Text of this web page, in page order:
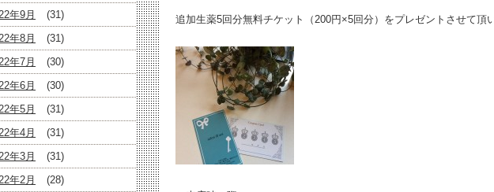
追加生薬5回分無料チケット（200円×5回分）をプレゼントさせて頂
年9月
(31)
年8月
(31)
年7月
(30)
年6月
(30)
年5月
(31)
年4月
(31)
年3月
(31)
年2月
(28)